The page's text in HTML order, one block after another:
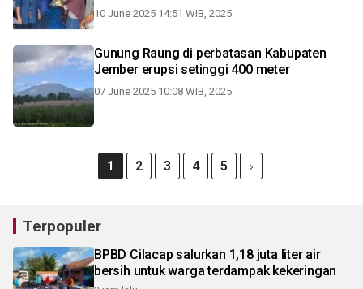
10 June 2025 14:51 WIB, 2025
Gunung Raung di perbatasan Kabupaten
Jember erupsi setinggi 400 meter
07 June 2025 10:08 WIB, 2025
1 2 3 4 5
Terpopuler
BPBD Cilacap salurkan 1,18 juta liter air
bersih untuk warga terdampak kekeringan